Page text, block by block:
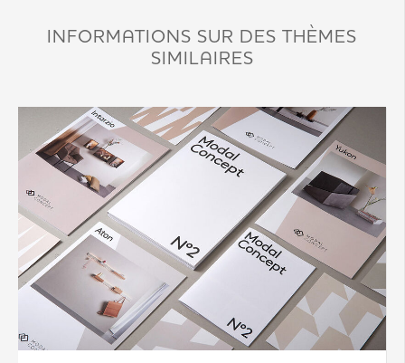
INFORMATIONS SUR DES THÈMES
SIMILAIRES